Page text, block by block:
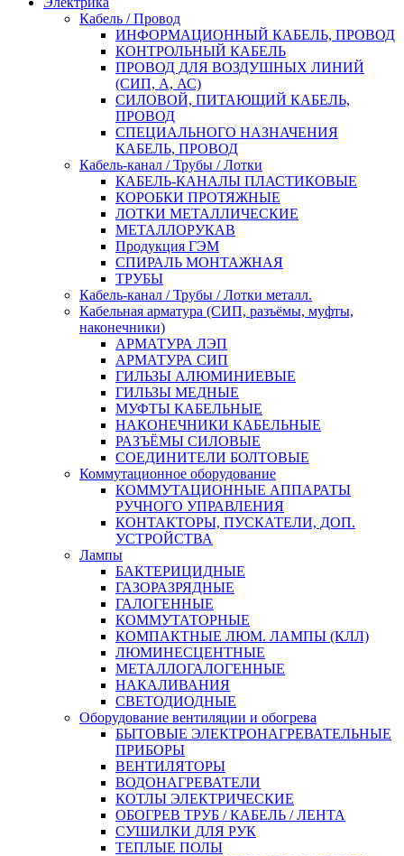
Кабель / Провод
ИНФОРМАЦИОННЫЙ КАБЕЛЬ, ПРОВОД
КОНТРОЛЬНЫЙ КАБЕЛЬ
ПРОВОД ДЛЯ ВОЗДУШНЫХ ЛИНИЙ
(СИП, А, АС)
СИЛОВОЙ, ПИТАЮЩИЙ КАБЕЛЬ,
ПРОВОД
СПЕЦИАЛЬНОГО НАЗНАЧЕНИЯ
КАБЕЛЬ, ПРОВОД
Кабель-канал / Трубы / Лотки
КАБЕЛЬ-КАНАЛЫ ПЛАСТИКОВЫЕ
КОРОБКИ ПРОТЯЖНЫЕ
ЛОТКИ МЕТАЛЛИЧЕСКИЕ
МЕТАЛЛОРУКАВ
Продукция ГЭМ
СПИРАЛЬ МОНТАЖНАЯ
ТРУБЫ
Кабель-канал / Трубы / Лотки металл.
Кабельная арматура (СИП, разъёмы, муфты,
наконечники)
АРМАТУРА ЛЭП
АРМАТУРА СИП
ГИЛЬЗЫ АЛЮМИНИЕВЫЕ
ГИЛЬЗЫ МЕДНЫЕ
МУФТЫ КАБЕЛЬНЫЕ
НАКОНЕЧНИКИ КАБЕЛЬНЫЕ
РАЗЪЁМЫ СИЛОВЫЕ
СОЕДИНИТЕЛИ БОЛТОВЫЕ
Коммутационное оборудование
КОММУТАЦИОННЫЕ АППАРАТЫ
РУЧНОГО УПРАВЛЕНИЯ
КОНТАКТОРЫ, ПУСКАТЕЛИ, ДОП.
УСТРОЙСТВА
Лампы
БАКТЕРИЦИДНЫЕ
ГАЗОРАЗРЯДНЫЕ
ГАЛОГЕННЫЕ
КОММУТАТОРНЫЕ
КОМПАКТНЫЕ ЛЮМ. ЛАМПЫ (КЛЛ)
ЛЮМИНЕСЦЕНТНЫЕ
МЕТАЛЛОГАЛОГЕННЫЕ
НАКАЛИВАНИЯ
СВЕТОДИОДНЫЕ
Оборудование вентиляции и обогрева
БЫТОВЫЕ ЭЛЕКТРОНАГРЕВАТЕЛЬНЫЕ
ПРИБОРЫ
ВЕНТИЛЯТОРЫ
ВОДОНАГРЕВАТЕЛИ
КОТЛЫ ЭЛЕКТРИЧЕСКИЕ
ОБОГРЕВ ТРУБ / КАБЕЛЬ / ЛЕНТА
СУШИЛКИ ДЛЯ РУК
ТЕПЛЫЕ ПОЛЫ